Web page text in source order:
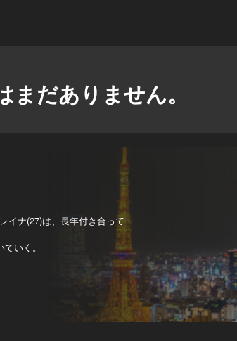
まだありません。
イナ(27)は、長年付き合って
いく。